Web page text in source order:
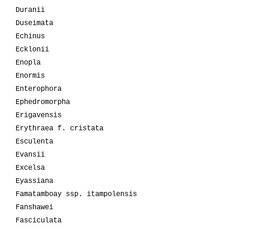
Duranii
Duseimata
Echinus
Ecklonii
Enopla
Enormis
Enterophora
Ephedromorpha
Erigavensis
Erythraea f. cristata
Esculenta
Evansii
Excelsa
Eyassiana
Famatamboay ssp. itampolensis
Fanshawei
Fasciculata